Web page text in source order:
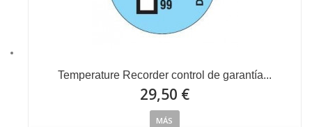
Temperature Recorder control de garantía...
29,50 €
MÁS